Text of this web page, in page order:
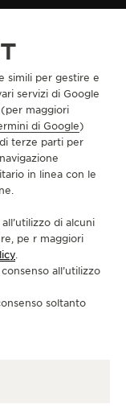
DI JAEGER-
DI JAEGER-
FACEBOOK DI
PAGINA YOUTUBE
ALLA PAGINA
VAI ALLA PAGINA
simili per gestire e
servizi di Google
maggiori
di Google)
terze parti per
in linea con le
di alcuni
pe r maggiori
.
all’utilizzo
soltanto